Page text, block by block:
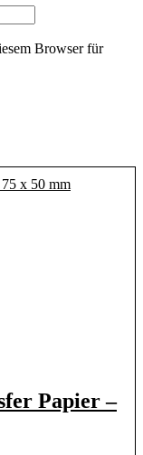
Browser für
Papier –